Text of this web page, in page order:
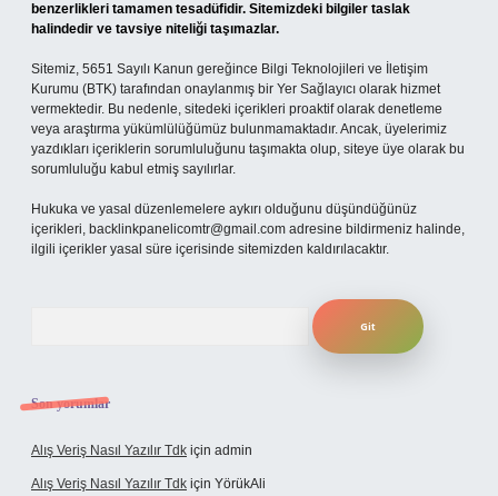
benzerlikleri tamamen tesadüfidir. Sitemizdeki bilgiler taslak
halindedir ve tavsiye niteliği taşımazlar.
Sitemiz, 5651 Sayılı Kanun gereğince Bilgi Teknolojileri ve İletişim
Kurumu (BTK) tarafından onaylanmış bir Yer Sağlayıcı olarak hizmet
vermektedir. Bu nedenle, sitedeki içerikleri proaktif olarak denetleme
veya araştırma yükümlülüğümüz bulunmamaktadır. Ancak, üyelerimiz
yazdıkları içeriklerin sorumluluğunu taşımakta olup, siteye üye olarak bu
sorumluluğu kabul etmiş sayılırlar.
Hukuka ve yasal düzenlemelere aykırı olduğunu düşündüğünüz
içerikleri, backlinkpanelicomtr@gmail.com adresine bildirmeniz halinde,
ilgili içerikler yasal süre içerisinde sitemizden kaldırılacaktır.
Son yorumlar
Alış Veriş Nasıl Yazılır Tdk için admin
Alış Veriş Nasıl Yazılır Tdk için YörükAli